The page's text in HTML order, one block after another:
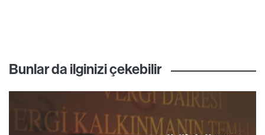
Bunlar da ilginizi çekebilir